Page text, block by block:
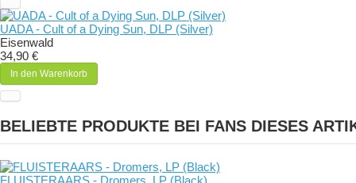
UADA - Cult of a Dying Sun, DLP (Silver)
Eisenwald
34,90 €
In den Warenkorb
BELIEBTE PRODUKTE BEI FANS DIESES
FLUISTERAARS - Dromers, LP (Black)